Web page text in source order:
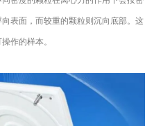
表面，而较重的颗粒则沉向底部。这
作的样本。